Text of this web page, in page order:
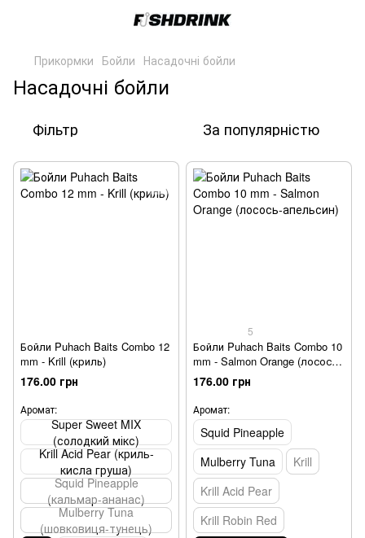
Прикормки Бойли Насадочні бойли
Насадочні бойли
Фільтр За популярністю
Бойли Puhach Baits Combo 12
mm - Krill (криль)
176.00 грн
Аромат:
Super Sweet MIX
(солодкий мікс)
Krill Acid Pear (криль-
кисла груша)
Squid Pineapple
(кальмар-ананас)
Mulberry Tuna
(шовковиця-тунець)
5
Бойли Puhach Baits Combo 10
mm - Salmon Orange (лосось-
апельсин)
176.00 грн
Аромат:
Squid Pineapple
Mulberry Tuna
Krill
Krill Acid Pear
Krill Robin Red